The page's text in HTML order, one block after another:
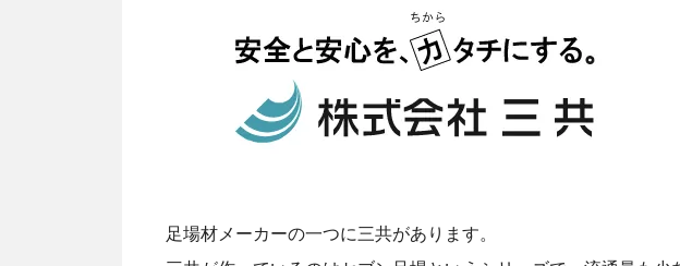
足場材メーカーの一つに三共があります。